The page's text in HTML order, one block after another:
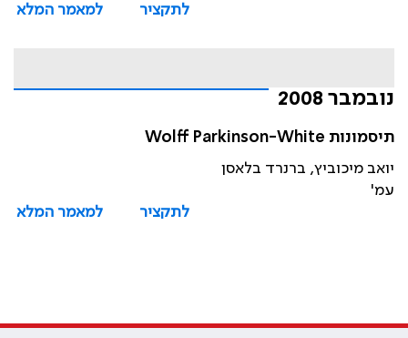
לתקציר
למאמר המלא
נובמבר 2008
תיסמונות Wolff Parkinson-White
יואב מיכוביץ, ברנרד בלאסן
עמ'
לתקציר
למאמר המלא